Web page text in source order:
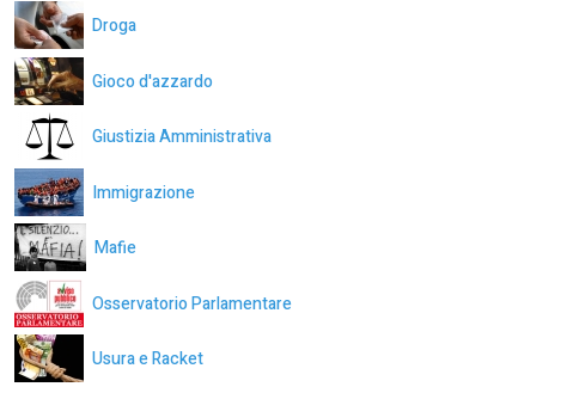
Droga
Gioco d'azzardo
Giustizia Amministrativa
Immigrazione
Mafie
Osservatorio Parlamentare
Usura e Racket